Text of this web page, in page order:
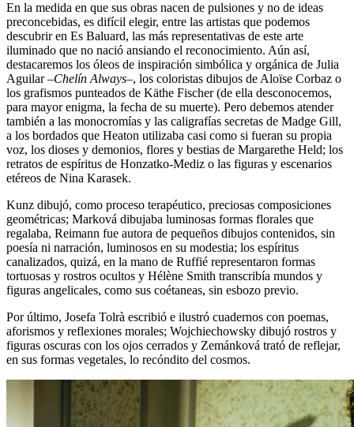
En la medida en que sus obras nacen de pulsiones y no de ideas
preconcebidas, es difícil elegir, entre las artistas que podemos
descubrir en Es Baluard, las más representativas de este arte
iluminado que no nació ansiando el reconocimiento. Aún así,
destacaremos los óleos de inspiración simbólica y orgánica de Julia
Aguilar –Chelín Always–, los coloristas dibujos de Aloïse Corbaz o
los grafismos punteados de Käthe Fischer (de ella desconocemos,
para mayor enigma, la fecha de su muerte). Pero debemos atender
también a las monocromías y las caligrafías secretas de Madge Gill,
a los bordados que Heaton utilizaba casi como si fueran su propia
voz, los dioses y demonios, flores y bestias de Margarethe Held; los
retratos de espíritus de Honzatko-Mediz o las figuras y escenarios
etéreos de Nina Karasek.
Kunz dibujó, como proceso terapéutico, preciosas composiciones
geométricas; Marková dibujaba luminosas formas florales que
regalaba, Reimann fue autora de pequeños dibujos contenidos, sin
poesía ni narración, luminosos en su modestia; los espíritus
canalizados, quizá, en la mano de Ruffié representaron formas
tortuosas y rostros ocultos y Hélène Smith transcribía mundos y
figuras angelicales, como sus coétaneas, sin esbozo previo.
Por último, Josefa Tolrà escribió e ilustró cuadernos con poemas,
aforismos y reflexiones morales; Wojchiechowsky dibujó rostros y
figuras oscuras con los ojos cerrados y Zemánková trató de reflejar,
en sus formas vegetales, lo recóndito del cosmos.